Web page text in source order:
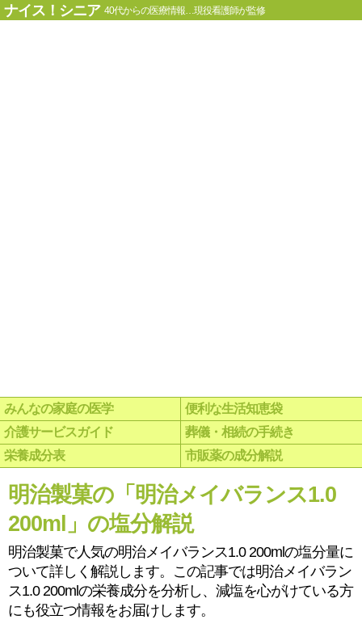
ナイス！シニア 40代からの医療情報…現役看護師が監修
みんなの家庭の医学
便利な生活知恵袋
介護サービスガイド
葬儀・相続の手続き
栄養成分表
市販薬の成分解説
明治製菓の「明治メイバランス1.0
200ml」の塩分解説
明治製菓で人気の明治メイバランス1.0 200mlの塩分量に
ついて詳しく解説します。この記事では明治メイバラン
ス1.0 200mlの栄養成分を分析し、減塩を心がけている方
にも役立つ情報をお届けします。